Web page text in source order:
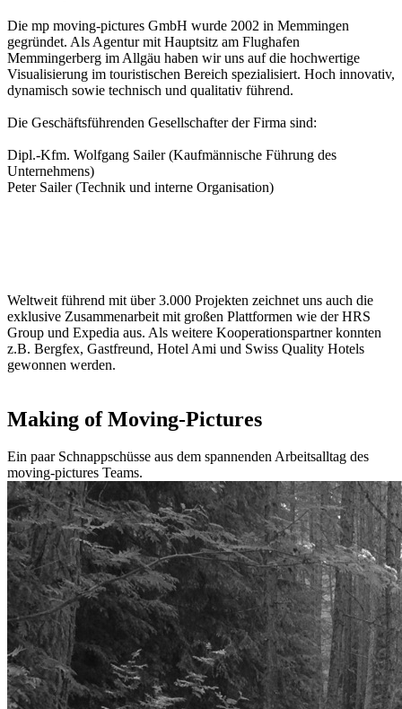
Die mp moving-pictures GmbH wurde 2002 in Memmingen
gegründet. Als Agentur mit Hauptsitz am Flughafen
Memmingerberg im Allgäu haben wir uns auf die hochwertige
Visualisierung im touristischen Bereich spezialisiert. Hoch innovativ,
dynamisch sowie technisch und qualitativ führend.
Die Geschäftsführenden Gesellschafter der Firma sind:
Dipl.-Kfm. Wolfgang Sailer (Kaufmännische Führung des
Unternehmens)
Peter Sailer (Technik und interne Organisation)
Weltweit führend mit über 3.000 Projekten zeichnet uns auch die
exklusive Zusammenarbeit mit großen Plattformen wie der HRS
Group und Expedia aus. Als weitere Kooperationspartner konnten
z.B. Bergfex, Gastfreund, Hotel Ami und Swiss Quality Hotels
gewonnen werden.
Making of Moving-Pictures
Ein paar Schnappschüsse aus dem spannenden Arbeitsalltag des
moving-pictures Teams.